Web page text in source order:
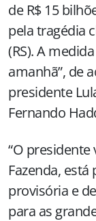
de R$ 15
pela tragédia
(RS). A
amanhã”, de
presidente
Fernando
“O
Fazenda,
provisória e
para as